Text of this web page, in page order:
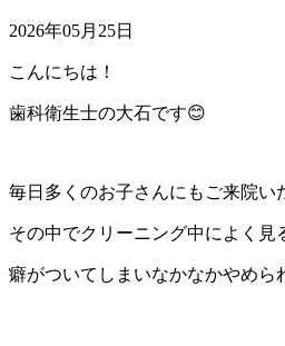
2026年05月25日
こんにちは！
歯科衛生士の大石です😊
毎日多くのお子さんにもご来院い
その中でクリーニング中によく見
癖がついてしまいなかなかやめら